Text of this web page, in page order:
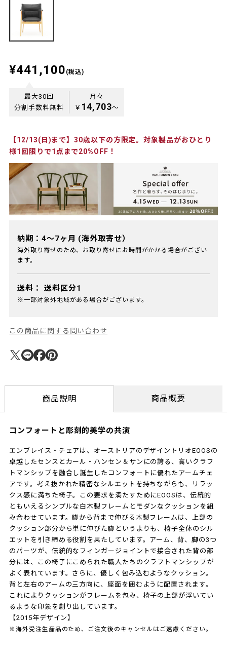
¥441,100 (税込)
最大30回
分割手数料無料
月々
￥ 14,703〜
【12/13(日)まで】30歳以下の方限定。対象製品がおひとり
様1回限りで1点まで20%OFF！
納期：4～7ヶ月 (海外取寄せ）
海外取り寄せのため、お取り寄せにお時間がかかる場合がござい
ます。
送料： 送料区分1
※一部対象外地域がある場合がございます。
この商品に関する問い合わせ
商品説明 商品概要
コンフォートと彫刻的美学の共演
エンブレイス・チェアは、オーストリアのデザイントリオEOOSの
卓越したセンスとカール・ハンセン＆サンにの誇る、高いクラフ
トマンシップを融合し誕生したコンフォートに優れたアームチェ
アです。考え抜かれた精密なシルエットを持ちながらも、リラッ
クス感に満ちた椅子。この要求を満たすためにEOOSは、伝統的
ともいえるシンプルな白木製フレームとモダンなクッションを組
み合わせています。脚から背まで伸びる木製フレームは、上部の
クッション部分から単に伸びた脚というよりも、椅子全体のシル
エットを引き締める役割を果たしています。アーム、背、脚の3つ
のパーツが、伝統的なフィンガージョイントで接合された背の部
分には、この椅子にこめられた職人たちのクラフトマンシップが
よく表れています。さらに、優しく包み込むようなクッション。
背と左右のアームの三方向に、座面を囲むように配置されます。
これによりクッションがフレームを包み、椅子の上部が浮いてい
るような印象を創り出しています。
【2015年デザイン】
※海外受注生産品のため、ご注文後のキャンセルはご遠慮ください。